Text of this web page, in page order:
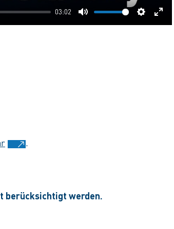
03:02
Mute Settings
Enter
.
berücksichtigt werden.